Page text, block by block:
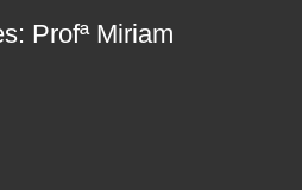
Profª Miriam